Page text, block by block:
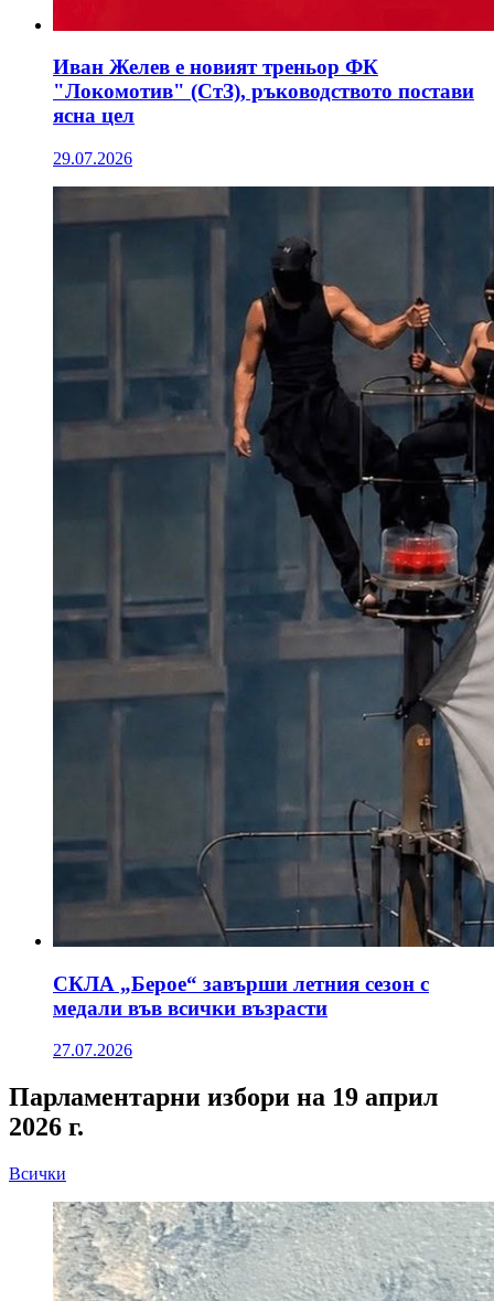
Иван Желев е новият треньор ФК
"Локомотив" (СтЗ), ръководството постави
ясна цел
29.07.2026
СКЛА „Берое“ завърши летния сезон с
медали във всички възрасти
27.07.2026
Парламентарни избори на 19 април
2026 г.
Всички